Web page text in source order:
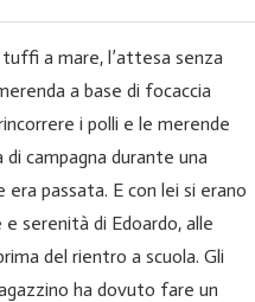
a mare, l’attesa senza
a base di focaccia
i polli e le merende
campagna durante una
passata. E con lei si erano
serenità di Edoardo, alle
del rientro a scuola. Gli
ha dovuto fare un